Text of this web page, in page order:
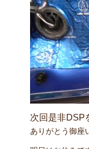
次回是非DSP
ありがとう御座